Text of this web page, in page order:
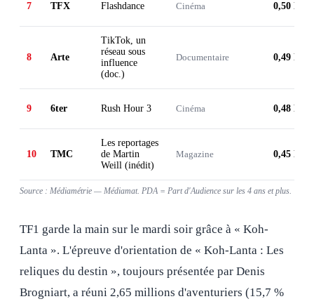
7 TFX Flashdance Cinéma 0,50 M
8 Arte
TikTok, un
réseau sous
influence
(doc.)
Documentaire 0,49 M
9 6ter Rush Hour 3 Cinéma 0,48 M
10 TMC
Les reportages
de Martin
Weill (inédit)
Magazine 0,45 M
Source : Médiamétrie — Médiamat. PDA = Part d'Audience sur les 4 ans et plus.
TF1 garde la main sur le mardi soir grâce à « Koh-
Lanta ». L'épreuve d'orientation de « Koh-Lanta : Les
reliques du destin », toujours présentée par Denis
Brogniart, a réuni 2,65 millions d'aventuriers (15,7 %